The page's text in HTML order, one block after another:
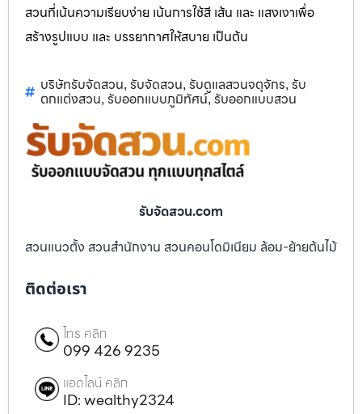
สวนที่เน้นความเรียบง่าย เน้นการใช้สี เส้น และ แสงเงาเพื่อ
สร้างรูปแบบ และ บรรยากาศให้สบาย เป็นต้น
บริษัทรับจัดสวน, รับจัดสวน, รับดูแลสวนจตุจักร, รับ
ตกแต่งสวน, รับออกแบบภูมิทัศน์,รับออกแบบสวน
รับจัดสวน.com
สวนแนวตั้ง สวนสำนักงาน สวนคอนโดมิเนียม ล้อม-ย้ายต้นไม้
ติดต่อเรา
โทร คลิก
099 426 9235
แอดไลน์ คลิก
ID: wealthy2324